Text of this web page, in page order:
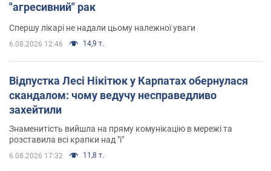
"агресивний" рак
Спершу лікарі не надали цьому належної уваги
6.08.2026 12:46 14,9 т.
Відпустка Лесі Нікітюк у Карпатах обернулася
скандалом: чому ведучу несправедливо
захейтили
Знаменитість вийшла на пряму комунікацію в мережі та
розставила всі крапки над "і"
6.08.2026 17:32 11,8 т.